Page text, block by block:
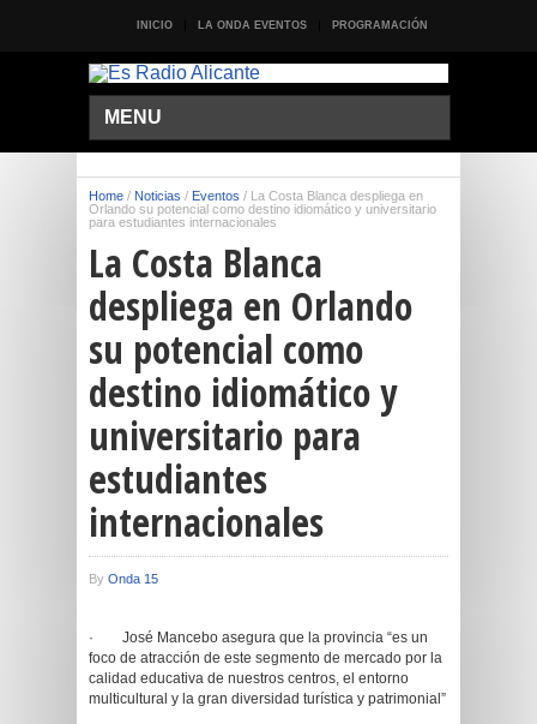
INICIO LA ONDA EVENTOS PROGRAMACIÓN
MENU
Home / Noticias / Eventos / La Costa Blanca despliega en
Orlando su potencial como destino idiomático y universitario
para estudiantes internacionales
La Costa Blanca
despliega en Orlando
su potencial como
destino idiomático y
universitario para
estudiantes
internacionales
By Onda 15
· José Mancebo asegura que la provincia “es un
foco de atracción de este segmento de mercado por la
calidad educativa de nuestros centros, el entorno
multicultural y la gran diversidad turística y patrimonial”